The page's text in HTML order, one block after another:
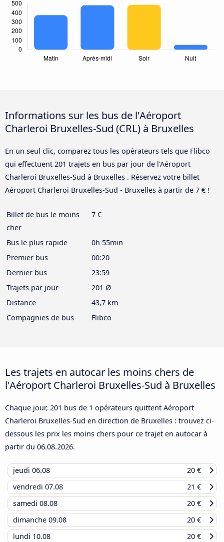
Informations sur les bus de l'Aéroport
Charleroi Bruxelles-Sud (CRL) à Bruxelles
En un seul clic, comparez tous les opérateurs tels que Flibco
qui effectuent 201 trajets en bus par jour de l'Aéroport
Charleroi Bruxelles-Sud à Bruxelles . Réservez votre billet
Aéroport Charleroi Bruxelles-Sud - Bruxelles à partir de 7 € !
Billet de bus le moins
cher
7 €
Bus le plus rapide
0h 55min
Premier bus
00:20
Dernier bus
23:59
Trajets par jour
201 Ø
Distance
43,7 km
Compagnies de bus
Flibco
Les trajets en autocar les moins chers de
l'Aéroport Charleroi Bruxelles-Sud à Bruxelles
Chaque jour, 201 bus de 1 opérateurs quittent Aéroport
Charleroi Bruxelles-Sud en direction de Bruxelles : trouvez ci-
dessous les prix les moins chers pour ce trajet en autocar à
partir du 06.08.2026.
jeudi 06.08
20 €
vendredi 07.08
21 €
samedi 08.08
20 €
dimanche 09.08
20 €
lundi 10.08
20 €